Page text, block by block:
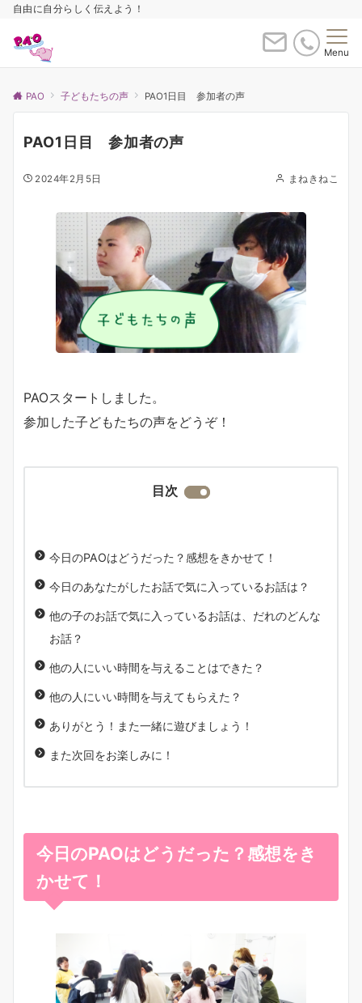
自由に自分らしく伝えよう！
Menu
PAO 子どもたちの声 PAO1日目 参加者の声
PAO1日目 参加者の声
2024年2月5日 まねきねこ
PAOスタートしました。
参加した子どもたちの声をどうぞ！
目次
今日のPAOはどうだった？感想をきかせて！
今日のあなたがしたお話で気に入っているお話は？
他の子のお話で気に入っているお話は、だれのどんな
お話？
他の人にいい時間を与えることはできた？
他の人にいい時間を与えてもらえた？
ありがとう！また一緒に遊びましょう！
また次回をお楽しみに！
今日のPAOはどうだった？感想をき
かせて！